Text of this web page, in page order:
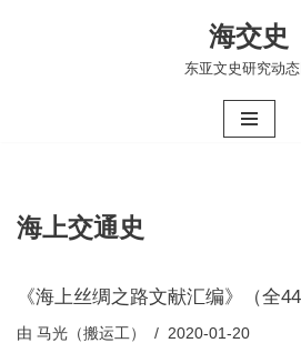
海交史
东亚文史研究动态
海上交通史
《海上丝绸之路文献汇编》（全
由 马光（搬运工） 2020-01-20